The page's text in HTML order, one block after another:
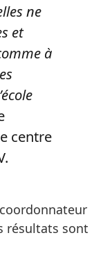
ne
et
à
centre
résultats sont